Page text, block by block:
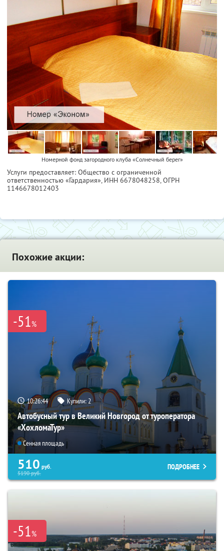
Номерной фонд загородного клуба «Солнечный берег»
Услуги предоставляет: Общество с ограниченной
ответственностью «Гардария», ИНН 6678048258, ОГРН
1146678012403
Похожие акции:
-51%
10:26:43 Купили:2
Автобусный тур в Великий Новгород от туроператора
«ХохломаТур»
Сенная площадь
510 руб.
5190руб.
ПОДРОБНЕЕ
-51%